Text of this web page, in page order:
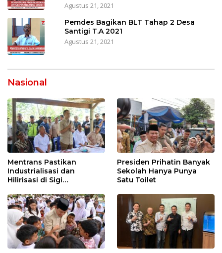
Agustus 21, 2021
Pemdes Bagikan BLT Tahap 2 Desa
Santigi T.A 2021
Agustus 21, 2021
Nasional
Mentrans Pastikan
Industrialisasi dan
Hilirisasi di Sigi
Perekonomian Daerah
Presiden Prihatin Banyak
Sekolah Hanya Punya
Satu Toilet